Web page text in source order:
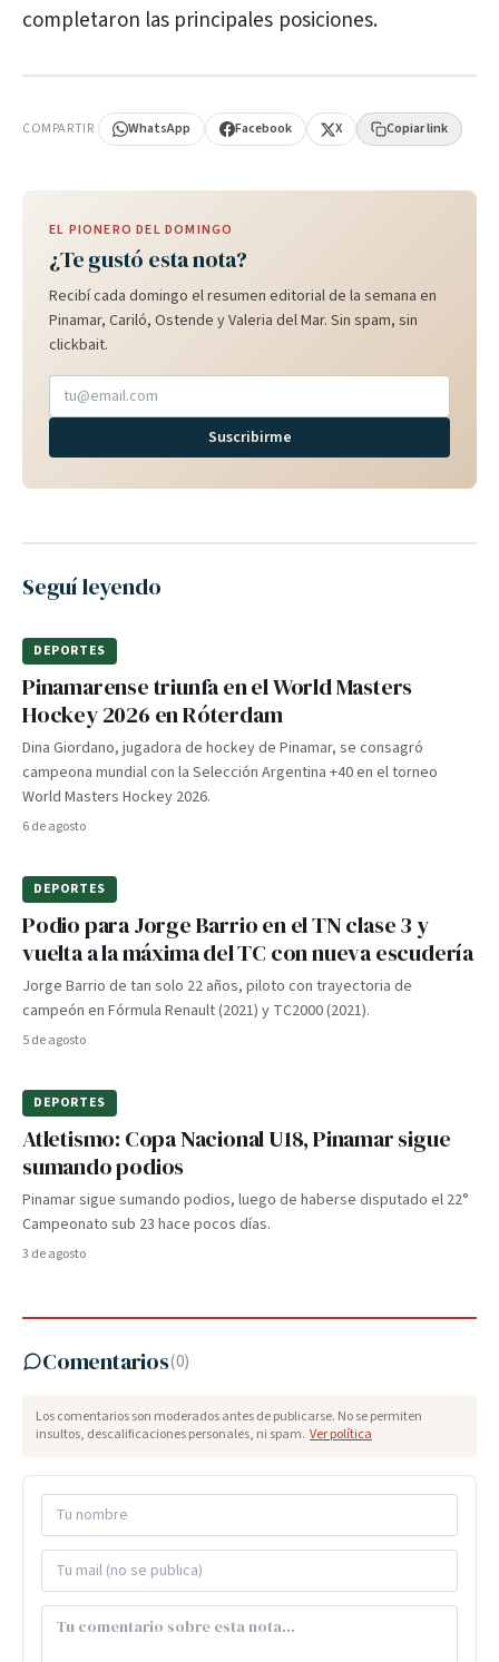
completaron las principales posiciones.
COMPARTIR WhatsApp Facebook X Copiar link
EL PIONERO DEL DOMINGO
¿Te gustó esta nota?
Recibí cada domingo el resumen editorial de la semana en
Pinamar, Cariló, Ostende y Valeria del Mar. Sin spam, sin
clickbait.
Suscribirme
Seguí leyendo
DEPORTES
Pinamarense triunfa en el World Masters
Hockey 2026 en Róterdam
Dina Giordano, jugadora de hockey de Pinamar, se consagró
campeona mundial con la Selección Argentina +40 en el torneo
World Masters Hockey 2026.
6 de agosto
DEPORTES
Podio para Jorge Barrio en el TN clase 3 y
vuelta a la máxima del TC con nueva escudería
Jorge Barrio de tan solo 22 años, piloto con trayectoria de
campeón en Fórmula Renault (2021) y TC2000 (2021).
5 de agosto
DEPORTES
Atletismo: Copa Nacional U18, Pinamar sigue
sumando podios
Pinamar sigue sumando podios, luego de haberse disputado el 22°
Campeonato sub 23 hace pocos días.
3 de agosto
Comentarios(0)
Los comentarios son moderados antes de publicarse. No se permiten
insultos, descalificaciones personales, ni spam. Ver política